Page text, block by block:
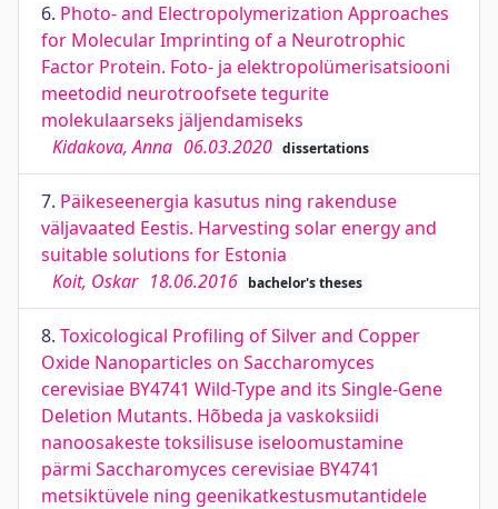
6. Photo- and Electropolymerization Approaches
for Molecular Imprinting of a Neurotrophic
Factor Protein. Foto- ja elektropolümerisatsiooni
meetodid neurotroofsete tegurite
molekulaarseks jäljendamiseks
Kidakova, Anna 06.03.2020 dissertations
7. Päikeseenergia kasutus ning rakenduse
väljavaated Eestis. Harvesting solar energy and
suitable solutions for Estonia
Koit, Oskar 18.06.2016 bachelor's theses
8. Toxicological Profiling of Silver and Copper
Oxide Nanoparticles on Saccharomyces
cerevisiae BY4741 Wild-Type and its Single-Gene
Deletion Mutants. Hõbeda ja vaskoksiidi
nanoosakeste toksilisuse iseloomustamine
pärmi Saccharomyces cerevisiae BY4741
metsiktüvele ning geenikatkestusmutantidele